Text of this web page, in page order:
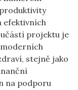
efektivních
projektu je
stejně jako
na podporu